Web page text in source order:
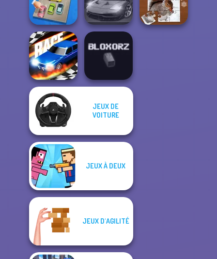
SUV Snow
Driving 3D
Block Color
Puzzle Blast
3D Car Simulator
Parking Jam Night City Racing
Drag Race 3D
JEUX DE
VOITURE
JEUX À DEUX
JEUX D'AGILITÉ